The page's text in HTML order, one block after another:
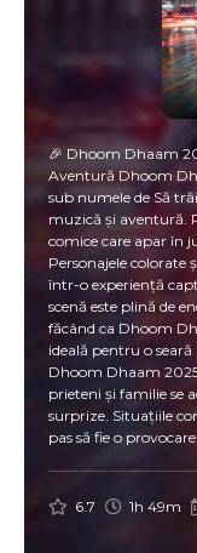
🎉 Dhoom Dhaam
Aventură Dhoom
sub numele de Să
muzică și aventură.
comice care apar în
Personajele
într-o experiență
scenă este plină de
făcând ca Dhoom
ideală pentru o
Dhoom Dhaam
prieteni și familie se
surprize. Situațiile
pas să fie o
depășească
ziua cea mare să fie
trăiască însurățeii! –
6.7 1h 49m